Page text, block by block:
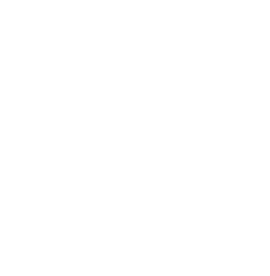
influência da sua família ou de sua empresa, é